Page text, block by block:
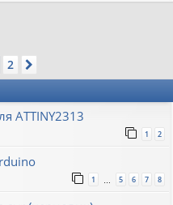
2
ATTINY2313
1 2
1 … 5 6 7 8